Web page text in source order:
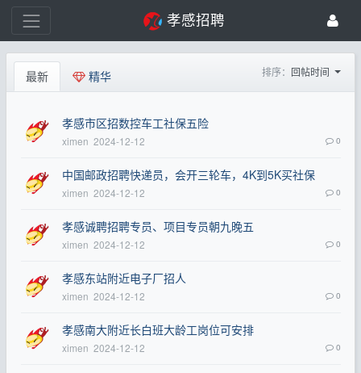
孝感招聘
最新 精华 排序： 回帖时间
孝感市区招数控车工社保五险
ximen 2024-12-12 0
中国邮政招聘快递员，会开三轮车，4K到5K买社保
ximen 2024-12-12 0
孝感诚聘招聘专员、项目专员朝九晚五
ximen 2024-12-12 0
孝感东站附近电子厂招人
ximen 2024-12-12 0
孝感南大附近长白班大龄工岗位可安排
ximen 2024-12-12 0